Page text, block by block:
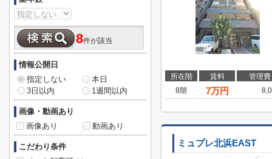
所在階 賃料
管理
8階
7万円
ミュプレ北浜EAST
8件が該当
情報公開日
指定しない
本日
3日以内
1週間以内
画像・動画あり
画像あり
動画あり
こだわり条件